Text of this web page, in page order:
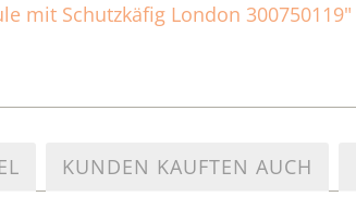
mit Schutzkäfig London 300750119"
KUNDEN KAUFTEN AUCH